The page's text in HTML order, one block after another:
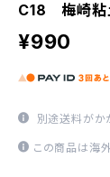
C18 梅崎粘土
¥990
別途送料がか
この商品は海